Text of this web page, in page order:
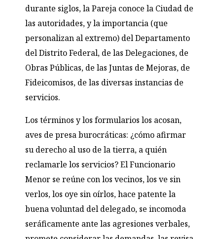
durante siglos, la Pareja conoce la Ciudad de
las autoridades, y la importancia (que
personalizan al extremo) del Departamento
del Distrito Federal, de las Delegaciones, de
Obras Públicas, de las Juntas de Mejoras, de
Fideicomisos, de las diversas instancias de
servicios.
Los términos y los formularios los acosan,
aves de presa burocráticas: ¿cómo afirmar
su derecho al uso de la tierra, a quién
reclamarle los servicios? El Funcionario
Menor se reúne con los vecinos, los ve sin
verlos, los oye sin oírlos, hace patente la
buena voluntad del delegado, se incomoda
seráficamente ante las agresiones verbales,